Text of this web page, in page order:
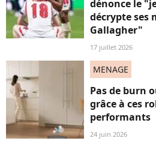
dénonce le
décrypte ses
Gallagher"
17 juillet 2026
MENAGE
Pas de burn
grâce à ces
performants
24 juin 2026